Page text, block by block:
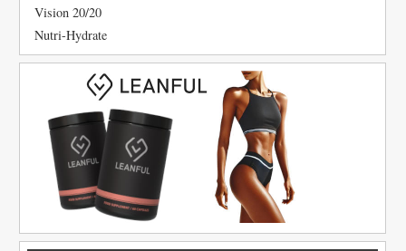
Vision 20/20
Nutri-Hydrate